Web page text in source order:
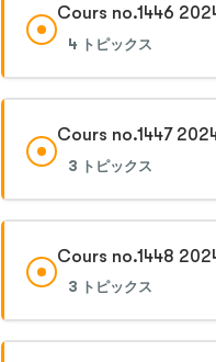
Cours no.1446
4 トピックス
Cours no.1447
3 トピックス
Cours no.1448
3 トピックス